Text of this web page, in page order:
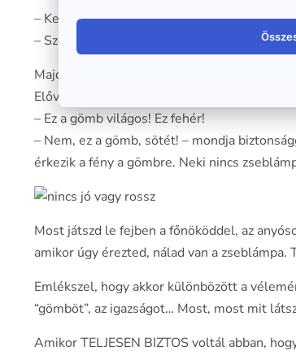
– Kedves Olvasó Ismerőse. Milyen színű a
– Szerintem is sötét szürke.
Majd aztán, mert szeretnél teljesen pontos
Előveszed, bekapcsolod, rávilágítasz a
– Ez a gömb világos! Ez fehér!
– Nem, ez a gömb, sötét! – mondja
érkezik a fény a gömbre. Neki nincs
Most játszd le fejben a főnököddel, az
amikor úgy érezted, nálad van a zseblámpa.
Emlékszel, hogy akkor különbözött a
“gömböt”, az igazságot… Most, most mit
Amikor TELJESEN BIZTOS voltál abban,